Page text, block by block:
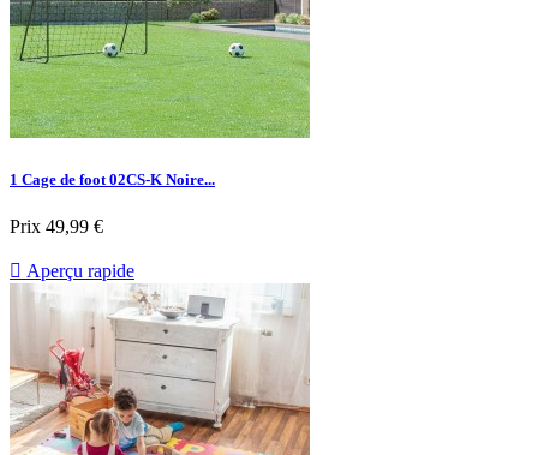
1 Cage de foot 02CS-K Noire...
Prix 49,99 €
 Aperçu rapide